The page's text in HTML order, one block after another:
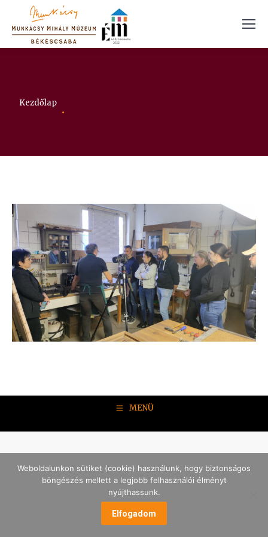
Itt vagy:
Kezdőlap
MENÜ
Weboldalunkon sütiket (cookie) használunk, hogy biztonságos
böngészés mellett a legjobb felhasználói élményt
nyújthassunk.
Elfogadom